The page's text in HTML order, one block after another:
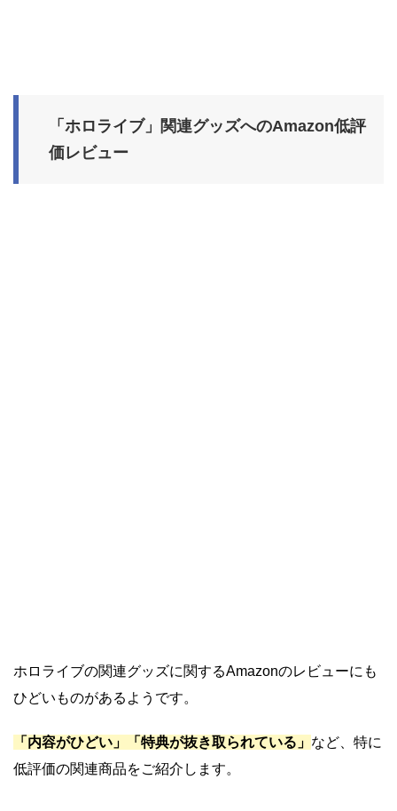
「ホロライブ」関連グッズへのAmazon低評
価レビュー
ホロライブの関連グッズに関するAmazonのレビューにも
ひどいものがあるようです。
「内容がひどい」「特典が抜き取られている」 など、特に
低評価の関連商品をご紹介します。